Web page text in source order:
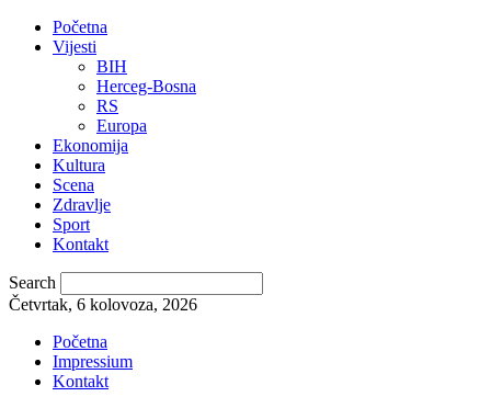
Početna
Vijesti
BIH
Herceg-Bosna
RS
Europa
Ekonomija
Kultura
Scena
Zdravlje
Sport
Kontakt
Search
Četvrtak, 6 kolovoza, 2026
Početna
Impressium
Kontakt